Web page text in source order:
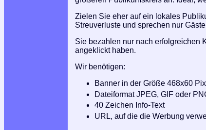
Zielen Sie eher auf ein lokales
Streuverluste und sprechen nur
Sie bezahlen nur nach erfolgreichen
angeklickt haben.
Wir benötigen:
Banner in der Größe 468x60
Dateiformat JPEG, GIF oder
40 Zeichen Info-Text
URL, auf die die Werbung